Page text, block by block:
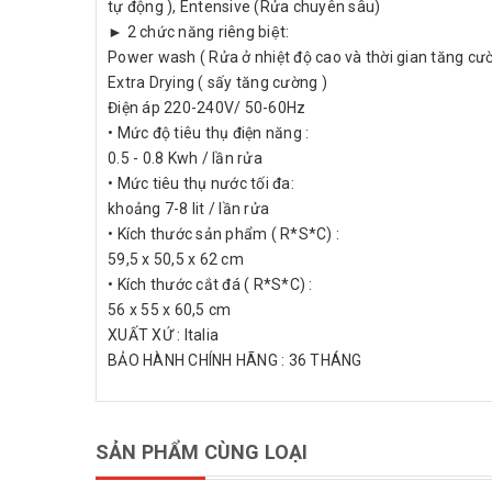
tự động ), Entensive (Rửa chuyên sâu)
► 2 chức năng riêng biệt:
Power wash ( Rửa ở nhiệt độ cao và thời gian tăng
Extra Drying ( sấy tăng cường )
Điện áp 220-240V/ 50-60Hz
• Mức độ tiêu thụ điện năng :
0.5 - 0.8 Kwh / lần rửa
• Mức tiêu thụ nước tối đa:
khoảng 7-8 lit / lần rửa
• Kích thước sản phẩm ( R*S*C) :
59,5 x 50,5 x 62 cm
• Kích thước cắt đá ( R*S*C) :
56 x 55 x 60,5 cm
XUẤT XỨ : Italia
BẢO HÀNH CHÍNH HÃNG : 36 THÁNG
SẢN PHẨM CÙNG LOẠI